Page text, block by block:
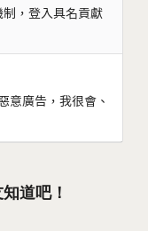
，登入具名貢獻
意廣告，我很會、
道吧！